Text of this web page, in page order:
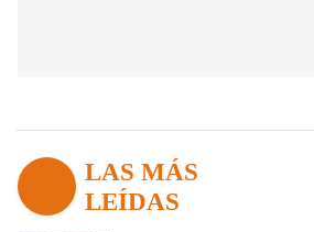
LAS MÁS
LEÍDAS